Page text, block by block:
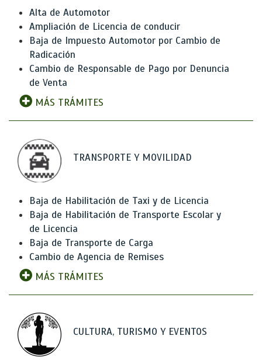
Alta de Automotor
Ampliación de Licencia de conducir
Baja de Impuesto Automotor por Cambio de
Radicación
Cambio de Responsable de Pago por Denuncia
de Venta
MÁS TRÁMITES
TRANSPORTE Y MOVILIDAD
Baja de Habilitación de Taxi y de Licencia
Baja de Habilitación de Transporte Escolar y
de Licencia
Baja de Transporte de Carga
Cambio de Agencia de Remises
MÁS TRÁMITES
CULTURA, TURISMO Y EVENTOS